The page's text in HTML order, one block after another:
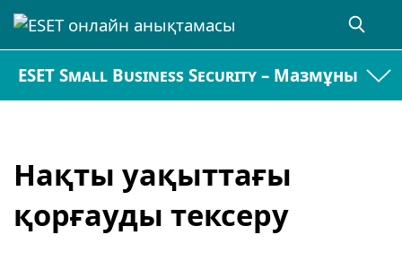
ESET Small Business Security – Мазмұны
Нақты уақыттағы
қорғауды тексеру